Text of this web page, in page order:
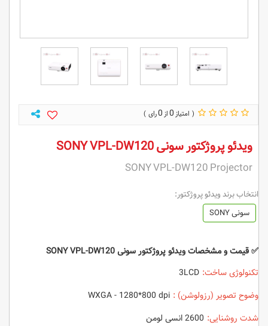
0
0
ویدئو پروژکتور سونی SONY VPL-DW120
SONY VPL-DW120 Projector
انتخاب برند ویدئو پروژکتور:
سونی SONY
✅ قیمت و مشخصات ویدئو پروژکتور سونی SONY VPL-DW120
تکنولوژی ساخت:
وضوح تصویر (رزولوشن) : GA - 1280*800 dpi
شدت روشنایی: 2600 انسی لومن